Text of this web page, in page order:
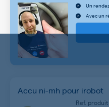
Un
Avec un
Accu ni-mh pour irobot
Ref.